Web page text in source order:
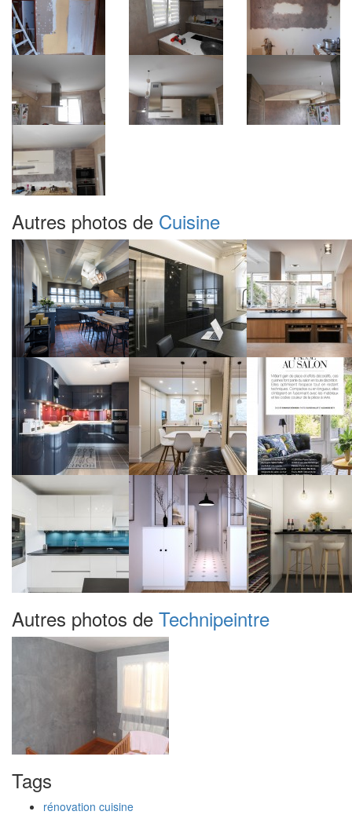
Autres photos de Cuisine
Autres photos de Technipeintre
Tags
rénovation cuisine